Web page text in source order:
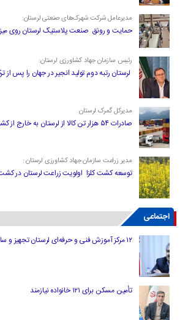
مدیرعامل شرکت شهرک‌های صنعتی لرستان:
حمایت و رونق صنعت پلاستیک لرستان روی
رئیس سازمان جهاد کشاورزی لرستان:
لرستان رتبه دوم تولید انجیر در جهان را پس از
مدیرکل گمرک لرستان
صادرات ۵۴ هزار تن کالا از لرستان به خارج از کشور
مدیر زراعت سازمان جهاد کشاورزی لرستان :
توسعه کشت کلزا اولویت زراعت لرستان در
اجتماعی
۱۲ مرکز آموزش فنی و حرفه‌ای لرستان تجهیز و ساماندهی شد
تأمین مسکن برای ۱۲۱ خانواده نیازمند